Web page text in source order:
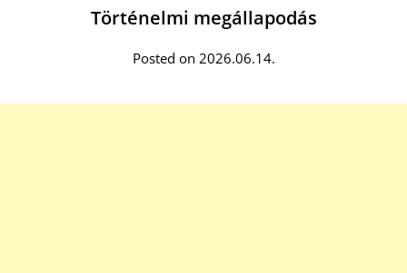
Történelmi megállapodás
Posted on 2026.06.14.